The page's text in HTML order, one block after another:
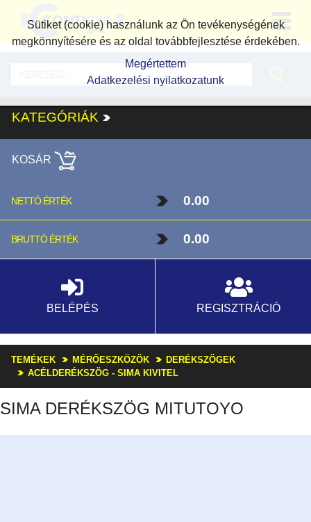
Sütiket (cookie) használunk az Ön tevékenységének
megkönnyítésére és az oldal továbbfejlesztése érdekében.
Megértettem
Adatkezelési nyilatkozatunk
KATEGÓRIÁK
KOSÁR
NETTÓ ÉRTÉK 0.00
BRUTTÓ ÉRTÉK 0.00
BELÉPÉS REGISZTRÁCIÓ
TEMÉKEK MÉRŐESZKÖZÖK
DERÉKSZÖGEK
ACÉLDERÉKSZÖG - SIMA KIVITEL
SIMA DERÉKSZÖG MITUTOYO